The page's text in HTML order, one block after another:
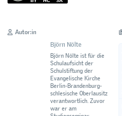
Autor:in
Björn Nölte
Björn Nölte ist für die
Schulaufsicht der
Schulstiftung der
Evangelische Kirche
Berlin-Brandenburg-
schlesische Oberlausitz
verantwortlich. Zuvor
war er am